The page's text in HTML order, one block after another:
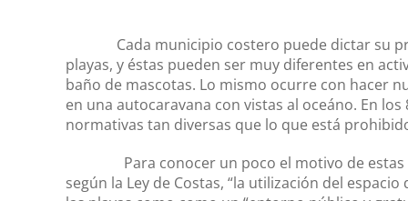
Cada municipio costero puede dictar su
playas, y éstas pueden ser muy diferentes en
baño de mascotas. Lo mismo ocurre con hacer
en una autocaravana con vistas al oceáno. En
normativas tan diversas que lo que está
Para conocer un poco el motivo de estas
según la Ley de Costas, “la utilización del